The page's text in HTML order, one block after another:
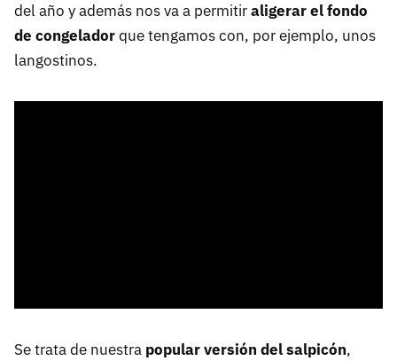
del año y además nos va a permitiraligerar el fondo
de congeladorque tengamos con, por ejemplo, unos
langostinos.
Se trata de nuestra popular versión del salpicón,